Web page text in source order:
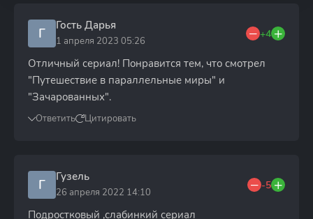
Г Гость Дарья
1 апреля 2023 05:26
+4
Отличный сериал! Понравится тем, что смотрел
"Путешествие в параллельные миры" и
"Зачарованных".
Ответить Цитировать
Г Гузель
26 апреля 2022 14:10
-5
Подростковый ,слабинкий сериал